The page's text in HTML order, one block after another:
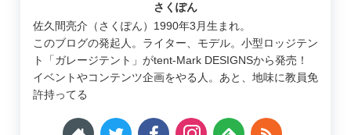
さくぽん
佐久間亮介（さくぽん）1990年3月生まれ。
このブログの発起人。ライター、モデル。小型ロッジテン
ト「ガレージテント」がtent-Mark DESIGNSから発売！
イベントやコンテンツ企画をやる人。あと、地味に教員免
許持ってる